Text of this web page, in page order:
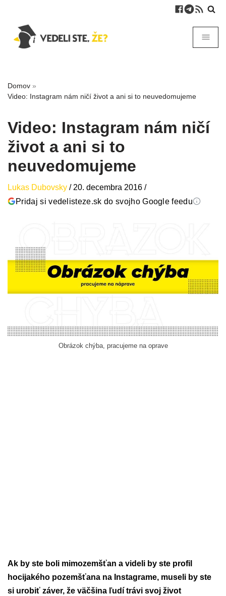
Domov »
Video: Instagram nám ničí život a ani si to neuvedomujeme
Video: Instagram nám ničí
život a ani si to
neuvedomujeme
Lukas Dubovsky / 20. decembra 2016 /
Pridaj si vedelisteze.sk do svojho Google feedu
Obrázok chýba, pracujeme na oprave
Ak by ste boli mimozemšťan a videli by ste profil
hocijakého pozemšťana na Instagrame, museli by ste
si urobiť záver, že väčšina ľudí trávi svoj život